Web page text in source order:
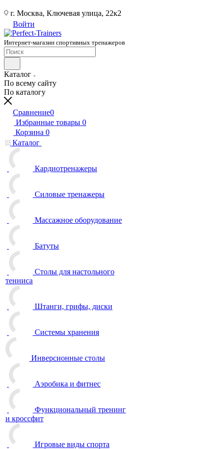
г. Москва, Ключевая улица, 22к2
Войти
Интернет-магазин спортивных тренажеров
Каталог
По всему сайту
По каталогу
Сравнение0
Избранные товары 0
Корзина 0
Каталог
Кардиотренажеры
Силовые тренажеры
Массажное оборудование
Батуты
Столы для настольного
тенниса
Штанги, грифы, диски
Системы хранения
Инверсионные столы
Аэробика и фитнес
Функциональный тренинг
и кроссфит
Игровые виды спорта